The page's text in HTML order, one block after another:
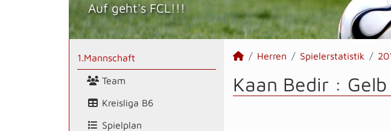
Auf geht's FCL!!!
1.Mannschaft
Team
Kreisliga B6
Spielplan
Herren Spielerstatistik
Kaan Bedir :